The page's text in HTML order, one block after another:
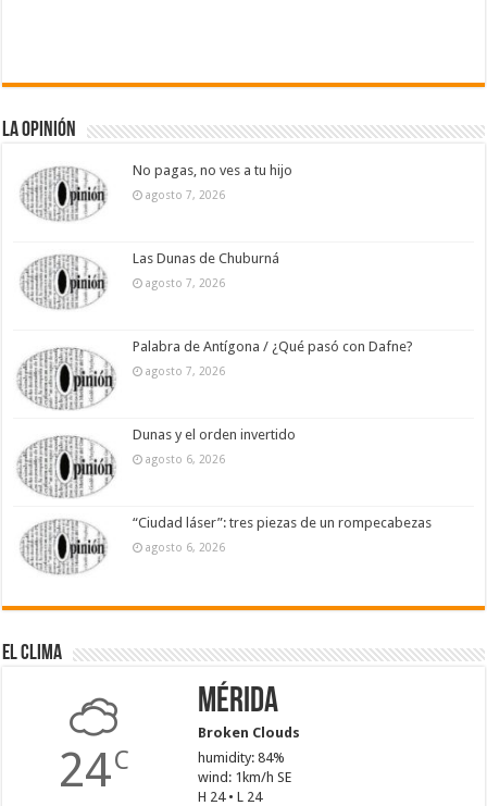
La Opinión
No pagas, no ves a tu hijo
agosto 7, 2026
Las Dunas de Chuburná
agosto 7, 2026
Palabra de Antígona / ¿Qué pasó con Dafne?
agosto 7, 2026
Dunas y el orden invertido
agosto 6, 2026
“Ciudad láser”: tres piezas de un rompecabezas
agosto 6, 2026
El Clima
24C
Mérida
Broken Clouds
humidity: 84%
wind: 1km/h SE
H 24 • L 24